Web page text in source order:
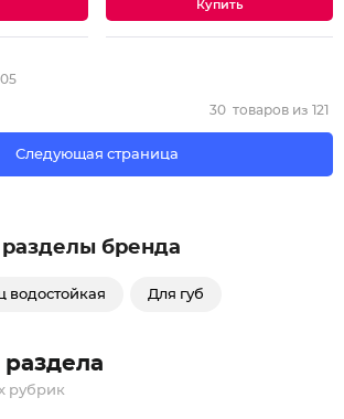
05
Следующая страница
30 товаров из 121
бренда
водостойкая Для губ
рубрик